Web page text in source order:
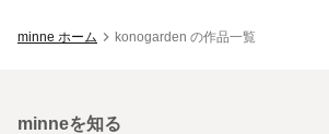
minne ホーム konogarden の作品一覧
minneを知る